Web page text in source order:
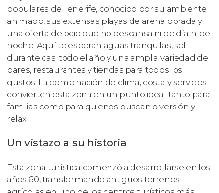
populares de Tenerife, conocido por su ambiente
animado, sus extensas playas de arena dorada y
una oferta de ocio que no descansa ni de día ni de
noche. Aquí te esperan aguas tranquilas, sol
durante casi todo el año y una amplia variedad de
bares, restaurantes y tiendas para todos los
gustos. La combinación de clima, costa y servicios
convierten esta zona en un punto ideal tanto para
familias como para quienes buscan diversión y
relax.
Un vistazo a su historia
Esta zona turística comenzó a desarrollarse en los
años 60, transformando antiguos terrenos